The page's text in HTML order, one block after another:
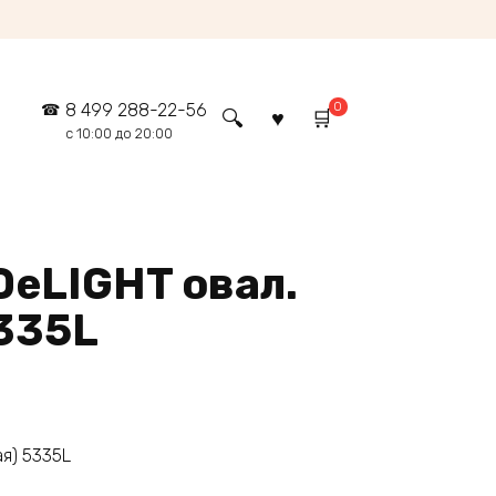
8 499 288-22-56
с 10:00 до 20:00
0
овал.
5335L